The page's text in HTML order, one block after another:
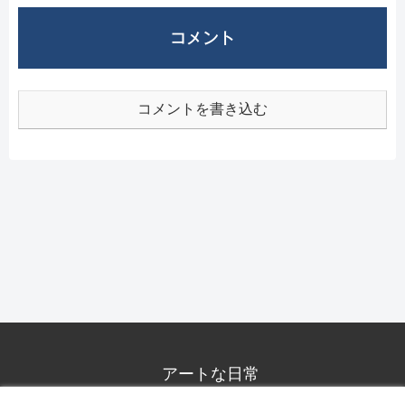
コメント
コメントを書き込む
アートな日常